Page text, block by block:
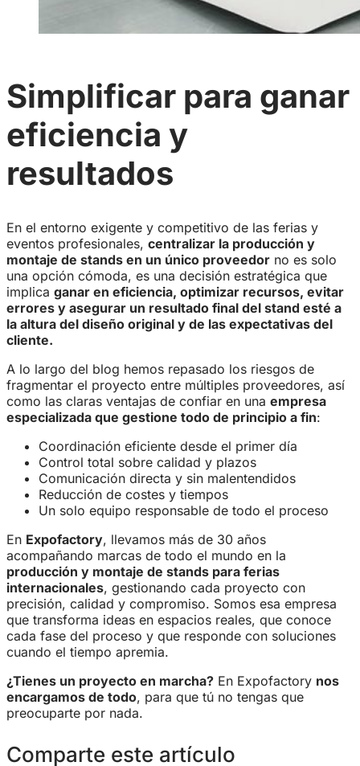
Simplificar para ganar
eficiencia y
resultados
En el entorno exigente y competitivo de las ferias y
eventos profesionales, centralizar la producción y
montaje de stands en un único proveedor no es solo
una opción cómoda, es una decisión estratégica que
implica ganar en eficiencia, optimizar recursos, evitar
errores y asegurar un resultado final del stand esté a
la altura del diseño original y de las expectativas del
cliente.
A lo largo del blog hemos repasado los riesgos de
fragmentar el proyecto entre múltiples proveedores, así
como las claras ventajas de confiar en una empresa
especializada que gestione todo de principio a fin:
Coordinación eficiente desde el primer día
Control total sobre calidad y plazos
Comunicación directa y sin malentendidos
Reducción de costes y tiempos
Un solo equipo responsable de todo el proceso
En Expofactory, llevamos más de 30 años
acompañando marcas de todo el mundo en la
producción y montaje de stands para ferias
internacionales, gestionando cada proyecto con
precisión, calidad y compromiso. Somos esa empresa
que transforma ideas en espacios reales, que conoce
cada fase del proceso y que responde con soluciones
cuando el tiempo apremia.
¿Tienes un proyecto en marcha? En Expofactory nos
encargamos de todo, para que tú no tengas que
preocuparte por nada.
Comparte este artículo